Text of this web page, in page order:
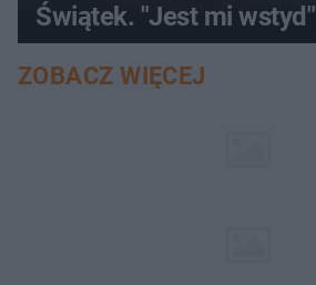
Świątek. "Jest mi wstyd"
ZOBACZ WIĘCEJ